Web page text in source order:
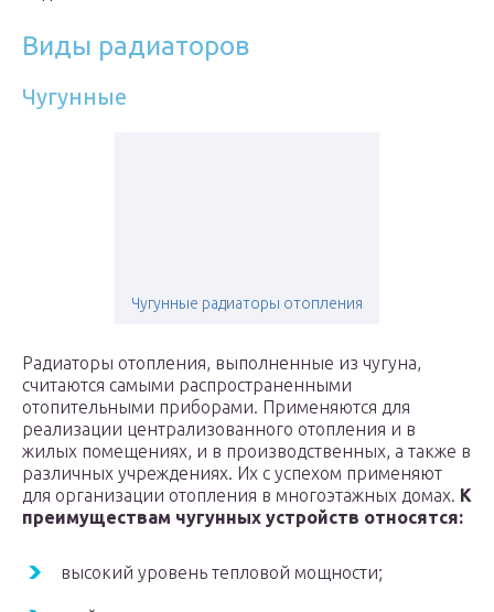
Виды радиаторов
Чугунные
Чугунные радиаторы отопления
Радиаторы отопления, выполненные из чугуна,
считаются самыми распространенными
отопительными приборами. Применяются для
реализации централизованного отопления и в
жилых помещениях, и в производственных, а также в
различных учреждениях. Их с успехом применяют
для организации отопления в многоэтажных домах. К
преимуществам чугунных устройств относятся:
высокий уровень тепловой мощности;